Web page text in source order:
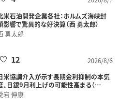
米石油開発企業各社：ホルムズ海峡封
影響で驚異的な好決算（西 勇太郎）
勇太郎
2026/8/6
12
米協調介入が示す長期金利抑制の本気
、日銀9月利上げの可能性高まる（…
宕 伸康